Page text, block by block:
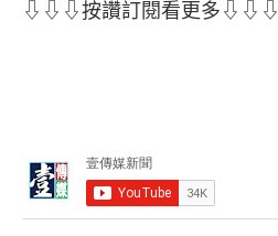
⇩⇩⇩按讚訂閱看更多⇩⇩⇩